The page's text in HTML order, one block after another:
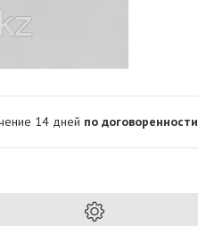
14 дней по договоренности